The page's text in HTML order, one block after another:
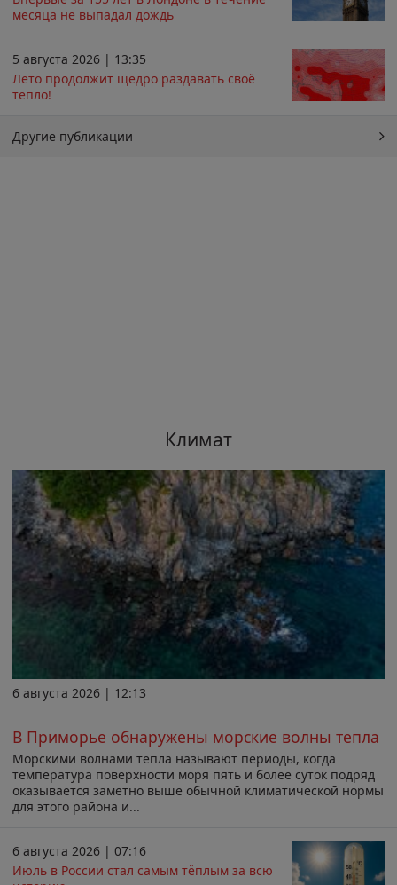
месяца не выпадал дождь
5 августа 2026 | 13:35
Лето продолжит щедро раздавать своё
тепло!
Другие публикации
Климат
6 августа 2026 | 12:13
В Приморье обнаружены морские волны тепла
Морскими волнами тепла называют периоды, когда
температура поверхности моря пять и более суток подряд
оказывается заметно выше обычной климатической нормы
для этого района и...
6 августа 2026 | 07:16
Июль в России стал самым тёплым за всю